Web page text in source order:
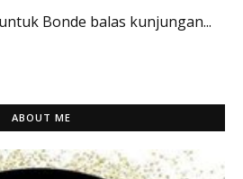
Bonde balas kunjungan...
ABOUT ME